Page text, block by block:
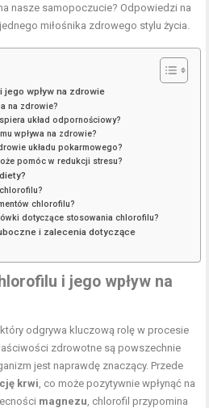
nasze samopoczucie? Odpowiedzi na
miłośnika zdrowego stylu życia.
wpływ na zdrowie
na zdrowie?
układ odpornościowy?
wpływa na zdrowie?
układu pokarmowego?
pomóc w redukcji stresu?
chlorofilu?
dotyczące stosowania chlorofilu?
i zalecenia dotyczące
i jego wpływ na
odgrywa kluczową rolę w procesie
zdrowotne są powszechnie
jest naprawdę znaczący. Przede
krwi , co może pozytywnie wpłynąć na
magnezu , chlorofil przypomina